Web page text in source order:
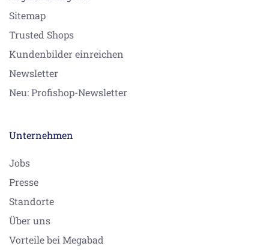
Sitemap
Trusted Shops
Kundenbilder einreichen
Newsletter
Neu: Profishop-Newsletter
Unternehmen
Jobs
Presse
Standorte
Über uns
Vorteile bei Megabad